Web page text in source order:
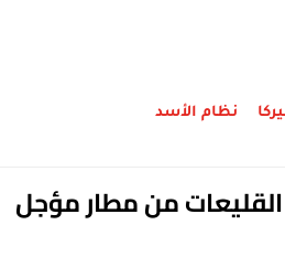
نظام الأسد
من مطار مؤجل